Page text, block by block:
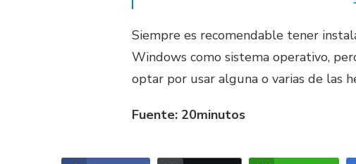
Siempre es recomendable tener
Windows como sistema operativo,
optar por usar alguna o varias de las
Fuente: 20minutos